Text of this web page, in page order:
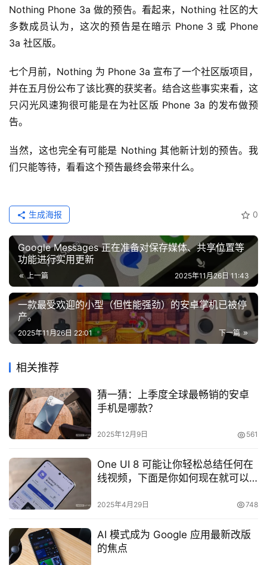
Nothing Phone 3a 做的预告。看起来，Nothing 社区的大
多数成员认为，这次的预告是在暗示 Phone 3 或 Phone
3a 社区版。
七个月前，Nothing 为 Phone 3a 宣布了一个社区版项目，
并在五月份公布了该比赛的获奖者。结合这些事实来看，这
只闪光风速狗很可能是在为社区版 Phone 3a 的发布做预
告。
当然，这也完全有可能是 Nothing 其他新计划的预告。我
们只能等待，看看这个预告最终会带来什么。
0
生成海报
Google Messages 正在准备对保存媒体、共享位置等
功能进行实用更新
上一篇 2025年11月26日 11:43
一款最受欢迎的小型（但性能强劲）的安卓掌机已被停
产。
下一篇
2025年11月26日 22:01
相关推荐
猜一猜：上季度全球最畅销的安卓
手机是哪款？
2025年12月9日 561
One UI 8 可能让你轻松总结任何在
线视频，下面是你如何现在就可以
2025年4月29日 748
AI 模式成为 Google 应用最新改版
的焦点